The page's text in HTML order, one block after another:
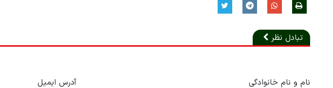
تبادل نظر
نام و نام خانوادگی آدرس ایمیل